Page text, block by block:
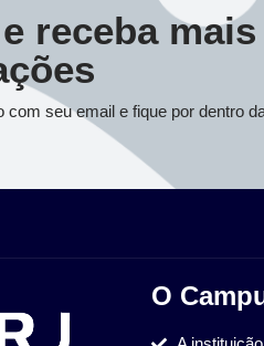
receba mais
com seu email e fique por dentro
O